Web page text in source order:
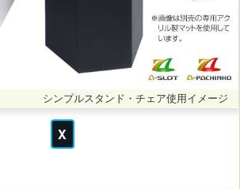
シンプルスタンド・チェア使用イメージ